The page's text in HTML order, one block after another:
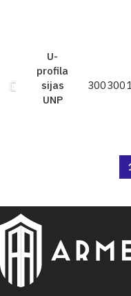
U-
profila
sijas
UNP
300300